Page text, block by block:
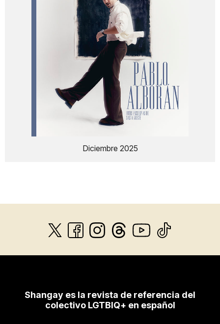
Diciembre 2025
Shangay es la revista de referencia del
colectivo LGTBIQ+ en español